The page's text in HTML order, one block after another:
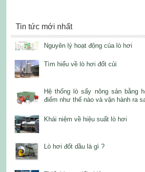
Tin tức mới nhất
Nguyên lý hoạt động của lò hơi
Tìm hiểu về lò hơi đốt củi
Hệ thống lò sấy nông sản bằng
điểm như thế nào và vận hành ra
Khái niệm về hiệu suất lò hơi
Lò hơi đốt dầu là gì ?